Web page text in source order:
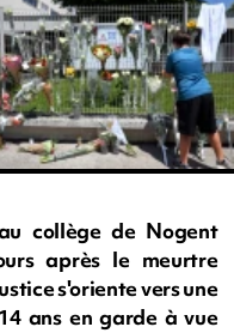
collège de Nogent
après le meurtre
s'oriente vers une
ans en garde à vue